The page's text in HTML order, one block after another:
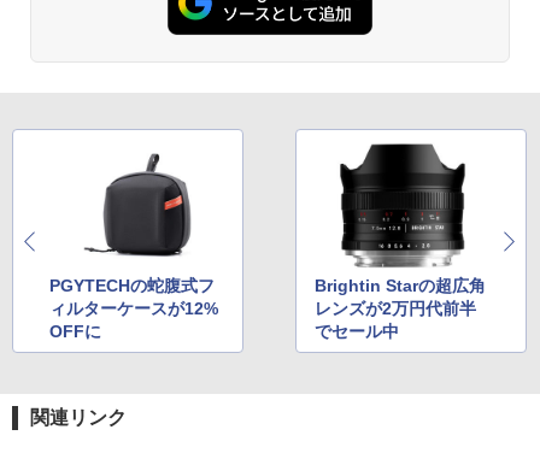
PGYTECHの蛇腹式フ
ィルターケースが12%
OFFに
Brightin Starの超広角
レンズが2万円代前半
でセール中
関連リンク